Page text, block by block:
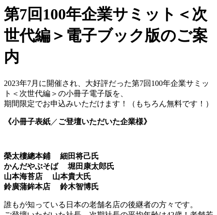
第7回100年企業サミット＜次
世代編＞電子ブック版のご案
内
2023年7月に開催され、大好評だった第7回100年企業サミッ
ト＜次世代編＞の小冊子電子版を、
期間限定でお申込みいただけます！（もちろん無料です！）
《小冊子表紙／ご登壇いただいた企業様》
榮太樓總本鋪 細田将己氏
かんだやぶそば 堀田康太郎氏
山本海苔店 山本貴大氏
鈴廣蒲鉾本店 鈴木智博氏
誰もが知っている日本の老舗名店の後継者の方々です。